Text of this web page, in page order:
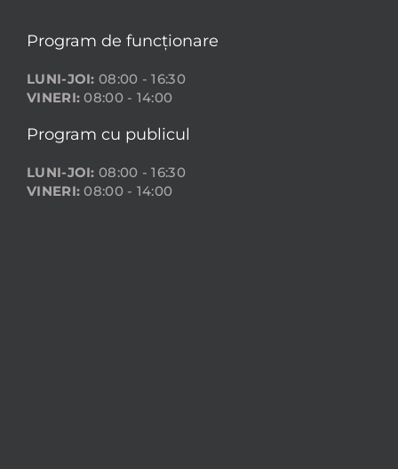
Program de funcționare
LUNI-JOI: 08:00 - 16:30
VINERI: 08:00 - 14:00
Program cu publicul
LUNI-JOI: 08:00 - 16:30
VINERI: 08:00 - 14:00